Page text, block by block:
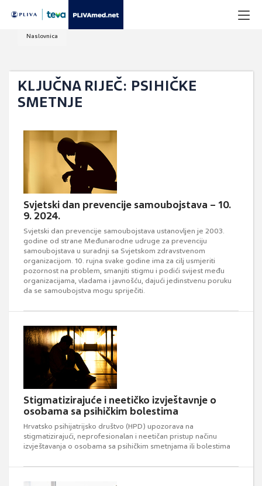
Naslovnica
KLJUČNA RIJEČ: PSIHIČKE
SMETNJE
Svjetski dan prevencije samoubojstava – 10.
9. 2024.
Svjetski dan prevencije samoubojstava ustanovljen je 2003.
godine od strane Međunarodne udruge za prevenciju
samoubojstava u suradnji sa Svjetskom zdravstvenom
organizacijom. 10. rujna svake godine ima za cilj usmjeriti
pozornost na problem, smanjiti stigmu i podići svijest među
organizacijama, vladama i javnošću, dajući jedinstvenu poruku
da se samoubojstva mogu spriječiti.
Stigmatizirajuće i neetičko izvještavnje o
osobama sa psihičkim bolestima
Hrvatsko psihijatrijsko društvo (HPD) upozorava na
stigmatizirajući, neprofesionalan i neetičan pristup načinu
izvještavanja o osobama sa psihičkim smetnjama ili bolestima